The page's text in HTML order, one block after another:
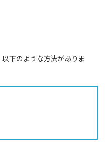
下のような方法がありま